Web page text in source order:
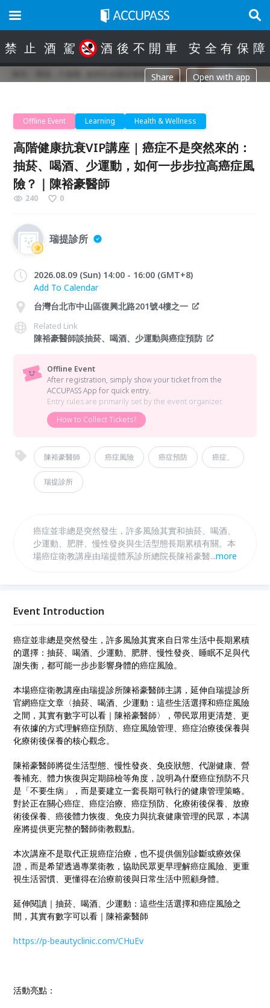
禁 止 酒 駕 酒 後 不 開 車 安 全 有 保 障
Share Open with app
Offline Event Learning Health & Wellness
高階健康抗衰VIP講座 | 癌症不是突然來的：
抽菸、喝酒、少運動，如何一步步拉高癌症風
險？｜陳裕豪醫師
240 0
瑞提診所
2026.08.09 (Sun) 14:00 - 16:00 (GMT+8)
Add To Calendar
台灣台北市中山區復興北路201號4樓之一
Related Link
陳裕豪醫師談抽菸、喝酒、少運動與癌症預防
Offline Event
After registration, simply show your ticket from the
ACCUPASS App for quick entry.
Entry rules are primarily set by the event organizer.
How to Collect Tickets?
陳裕豪醫師 癌症風險 癌症預防 癌症、
瑞提診所
癌症並非總是突然發生，許多風險其實和抽菸、喝酒、
少運動、肥胖、慢性發炎與生活型態長期累積有關。本
場癌症衛教講座由瑞提體系診所總院長陳裕豪醫師主
...more
Event Introduction
癌症並非總是突然發生，許多風險其實來自日常生活中長期累積
的選擇：抽菸、喝酒、少運動、肥胖、慢性發炎、睡眠不足與代
謝失衡，都可能一步步影響身體的癌症風險。
本場癌症衛教講座由瑞提診所陳裕豪醫師主講，延伸自瑞提診所
官網癌症文章〈抽菸、喝酒、少運動：這些生活選擇和癌症風險
之間，其實有數字可以看｜陳裕豪醫師〉，帶民眾用更清楚、更
有依據的方式理解癌症預防、癌症風險管理、癌症治療後保養與
化療術後保養的核心觀念。
陳裕豪醫師將從生活型態、慢性發炎、免疫狀態、代謝健康、營
養補充、體力恢復與定期篩檢等角度，說明為什麼癌症預防不只
是「不要生病」，而是要建立一套長期可執行的健康管理策略。
對於正在關心癌症、癌症治療、癌症預防、化療術後保養、放療
術後保養、癌後體力恢復、免疫力與抗衰健康管理的民眾，本講
座將提供更完整的醫師衛教觀點。
本次講座不是取代正規癌症治療，也不提供個別診斷或療效保
證，而是希望透過專業衛教，協助民眾更早理解癌症風險、更重
視生活習慣、更懂得在治療前後與日常生活中照顧身體。
延伸閱讀｜抽菸、喝酒、少運動：這些生活選擇和癌症風險之
間，其實有數字可以看｜陳裕豪醫師
https://p-beautyclinic.com/CHuEv
活動亮點：